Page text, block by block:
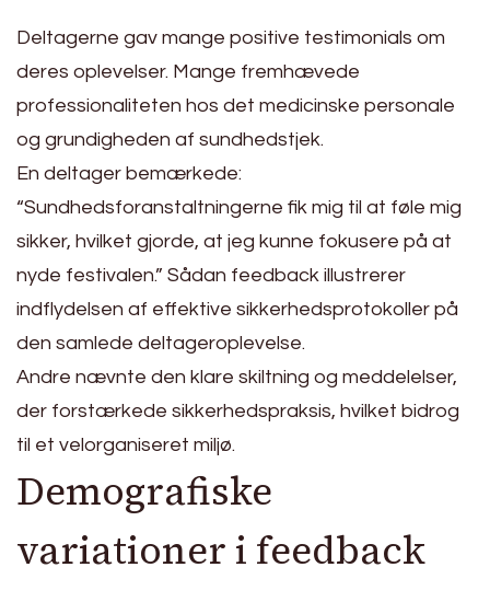
Deltagerne gav mange positive testimonials om
deres oplevelser. Mange fremhævede
professionaliteten hos det medicinske personale
og grundigheden af sundhedstjek.
En deltager bemærkede:
“Sundhedsforanstaltningerne fik mig til at føle mig
sikker, hvilket gjorde, at jeg kunne fokusere på at
nyde festivalen.” Sådan feedback illustrerer
indflydelsen af effektive sikkerhedsprotokoller på
den samlede deltageroplevelse.
Andre nævnte den klare skiltning og meddelelser,
der forstærkede sikkerhedspraksis, hvilket bidrog
til et velorganiseret miljø.
Demografiske
variationer i feedback